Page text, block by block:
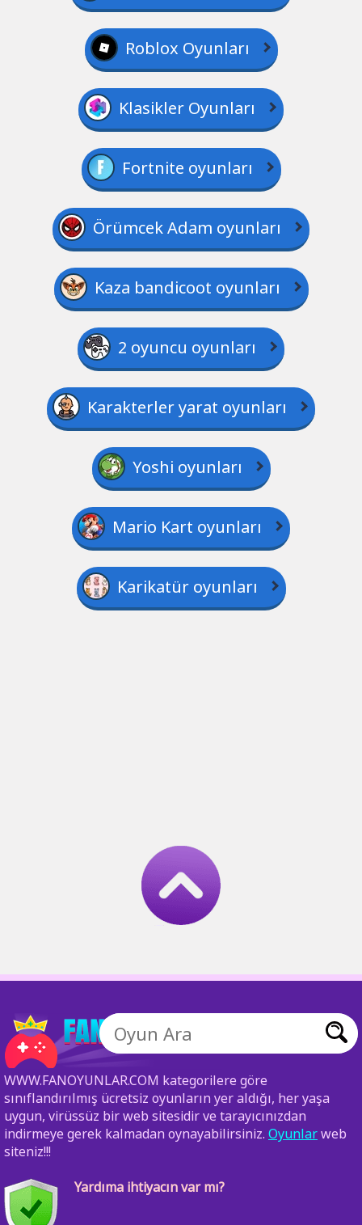
Roblox Oyunları
Klasikler Oyunları
Fortnite oyunları
Örümcek Adam oyunları
Kaza bandicoot oyunları
2 oyuncu oyunları
Karakterler yarat oyunları
Yoshi oyunları
Mario Kart oyunları
Karikatür oyunları
WWW.FANOYUNLAR.COM kategorilere göre
sınıflandırılmış ücretsiz oyunların yer aldığı, her yaşa
uygun, virüssüz bir web sitesidir ve tarayıcınızdan
indirmeye gerek kalmadan oynayabilirsiniz. Oyunlarweb
siteniz!!!
Yardıma ihtiyacın var mı?